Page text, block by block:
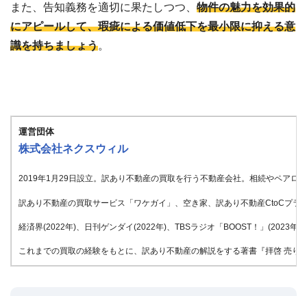
また、告知義務を適切に果たしつつ、 物件の魅力を効果的
にアピールして、瑕疵による価値低下を最小限に抑える意
識を持ちましょう。
運営団体
株式会社ネクスウィル
2019年1月29日設立。訳あり不動産の買取を行う不動産会社。相続やペアロ
訳あり不動産の買取サービス「ワケガイ」、空き家、訳あり不動産CtoCプラ
経済界(2022年)、日刊ゲンダイ(2022年)、TBSラジオ「BOOST！」(2023年
これまでの買取の経験をもとに、訳あり不動産の解説をする著書『拝啓 売